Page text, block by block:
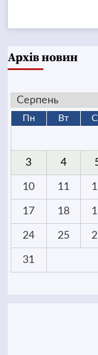
Архів новин
Пн Вт
3 4
10 11
17 18
24 25
31